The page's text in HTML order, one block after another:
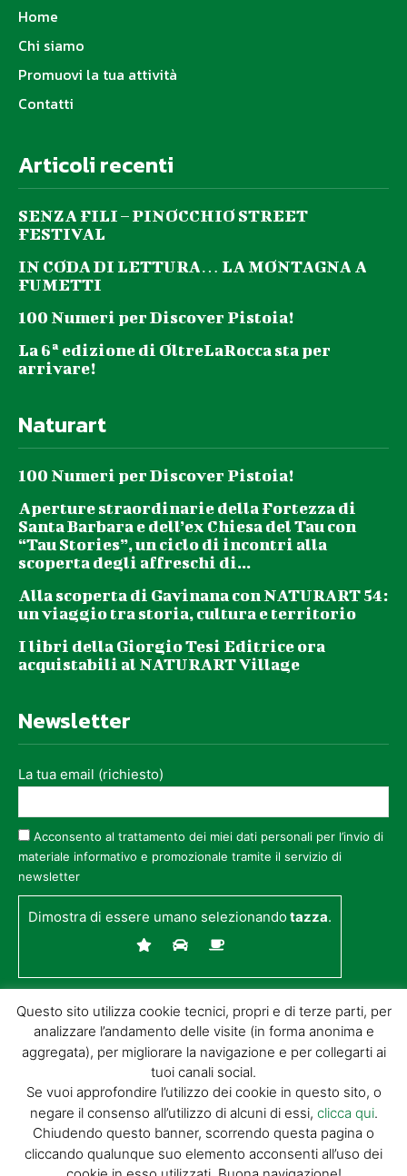
Home
Chi siamo
Promuovi la tua attività
Contatti
Articoli recenti
SENZA FILI – PINOCCHIO STREET
FESTIVAL
IN CODA DI LETTURA… LA MONTAGNA A
FUMETTI
100 Numeri per Discover Pistoia!
La 6ª edizione di OltreLaRocca sta per
arrivare!
Naturart
100 Numeri per Discover Pistoia!
Aperture straordinarie della Fortezza di
Santa Barbara e dell’ex Chiesa del Tau con
“Tau Stories”, un ciclo di incontri alla
scoperta degli affreschi di...
Alla scoperta di Gavinana con NATURART 54:
un viaggio tra storia, cultura e territorio
I libri della Giorgio Tesi Editrice ora
acquistabili al NATURART Village
Newsletter
La tua email (richiesto)
Acconsento al trattamento dei miei dati personali per l’invio di
materiale informativo e promozionale tramite il servizio di
newsletter
Dimostra di essere umano selezionandotazza.
© GIORGIO TESI EDITRICE S.R.L. | P.IVA
01732650476 | VIA DI BADIA 14 – 51100 LOC.
BOTTEGONE (PISTOIA) |POWERED BY
ALLYMIND
Questo sito utilizza cookie tecnici, propri e di terze parti, per
analizzare l’andamento delle visite (in forma anonima e
aggregata), per migliorare la navigazione e per collegarti ai
tuoi canali social.
Se vuoi approfondire l’utilizzo dei cookie in questo sito, o
negare il consenso all’utilizzo di alcuni di essi, clicca qui.
Chiudendo questo banner, scorrendo questa pagina o
cliccando qualunque suo elemento acconsenti all’uso dei